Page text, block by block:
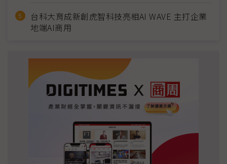
台科大育成新創虎智科技亮相AI WAVE 主打企業
地端AI商用